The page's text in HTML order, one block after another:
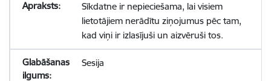
Sīkdatne ir nepieciešama, lai visiem
lietotājiem nerādītu ziņojumus pēc tam,
kad viņi ir izlasījuši un aizvēruši tos.
Sesija